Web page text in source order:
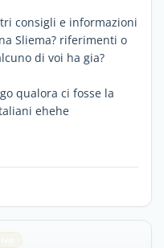
consigli e informazioni
Sliema? riferimenti o
di voi ha gia?
qualora ci fosse la
ehehe